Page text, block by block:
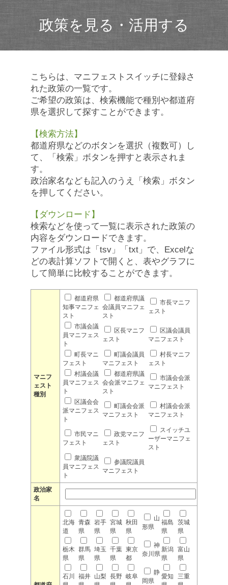
政策を見る・活用する
こちらは、マニフェストスイッチに登録さ
れた政策の一覧です。
ご希望の政策は、検索機能で種別や都道府
県を選択して探すことができます。
【検索方法】
都道府県などのボタンを選択（複数可）し
て、「検索」ボタンを押すと表示されま
す。
政治家名なども記入のうえ「検索」ボタン
を押してください。
【ダウンロード】
検索などを使って一覧に表示された政策の
内容をダウンロードできます。
ファイル形式は「tsv」「txt」で、Excelな
どの表計算ソフトで開くと、表やグラフに
して簡単に比較することができます。
マニフ
ェスト
種別
都道府県
知事マニフェ
スト
都道府県議
会議員マニフェ
スト
市長マニフ
ェスト
市議会議
員マニフェス
ト
区長マニフ
ェスト
区議会議員
マニフェスト
町長マニ
フェスト
町議会議員
マニフェスト
村長マニフ
ェスト
村議会議
員マニフェス
ト
都道府県議
会会派マニフェ
スト
市議会会派
マニフェスト
区議会会
派マニフェス
ト
町議会会派
マニフェスト
村議会会派
マニフェスト
市民マニ
フェスト
政党マニフ
ェスト
スイッチユ
ーザーマニフェ
スト
衆議院議
員マニフェス
ト
参議院議員
マニフェスト
政治家
名
北海
道
青森
県
岩手
県
宮城
県
秋田
県
山
形県
福島
県
茨城
県
栃木
県
群馬
県
埼玉
県
千葉
県
東京
都
神
奈川県
新潟
県
富山
県
石川
福井 山梨 長野 岐阜
静
岡県
愛知
三重